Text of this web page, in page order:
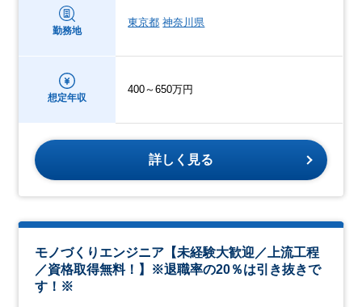
勤務地
東京都 神奈川県
想定年収
400～650万円
詳しく見る
モノづくりエンジニア【未経験大歓迎／上流工程
／資格取得無料！】※退職率の20％は引き抜きで
す！※